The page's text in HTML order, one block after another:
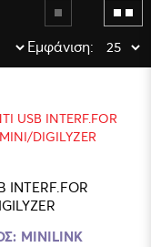
Εμφάνιση:
INTERF.FOR
MINILINK